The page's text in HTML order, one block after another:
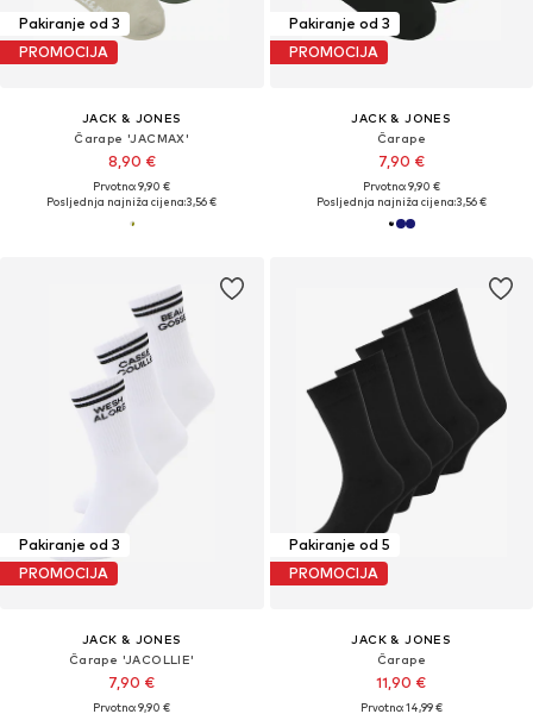
Pakiranje od 3
PROMOCIJA
JACK & JONES
Čarape 'JACMAX'
8,90 €
Prvotno: 9,90 €
Posljednja najniža cijena:3,56 €
Pakiranje od 3
PROMOCIJA
JACK & JONES
Čarape
7,90 €
Prvotno: 9,90 €
Posljednja najniža cijena:3,56 €
Pakiranje od 3
PROMOCIJA
JACK & JONES
Čarape 'JACOLLIE'
7,90 €
Prvotno: 9,90 €
Pakiranje od 5
PROMOCIJA
JACK & JONES
Čarape
11,90 €
Prvotno: 14,99 €